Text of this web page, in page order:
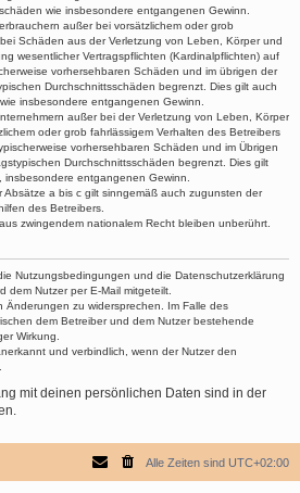
wie insbesondere entgangenen Gewinn.
außer bei vorsätzlichem oder grob
Schäden aus der Verletzung von Leben, Körper und
wesentlicher Vertragspflichten (Kardinalpflichten) auf
vorhersehbaren Schäden und im übrigen der
Durchschnittsschäden begrenzt. Dies gilt auch
insbesondere entgangenen Gewinn.
außer bei der Verletzung von Leben, Körper
oder grob fahrlässigem Verhalten des Betreibers
vorhersehbaren Schäden und im Übrigen
Durchschnittsschäden begrenzt. Dies gilt
entgangenen Gewinn.
Absätze a bis c gilt sinngemäß auch zugunsten der
des Betreibers.
zwingendem nationalem Recht bleiben unberührt.
Nutzungsbedingungen und die Datenschutzerklärung
dem Nutzer per E-Mail mitgeteilt.
Änderungen zu widersprechen. Im Falle des
dem Betreiber und dem Nutzer bestehende
Wirkung.
und verbindlich, wenn der Nutzer den
mit deinen persönlichen Daten sind in der
Alle Zeiten sind UTC+02:00